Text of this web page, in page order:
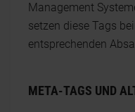
Management
setzen diese Tags
entsprechenden
META-TAGS UND